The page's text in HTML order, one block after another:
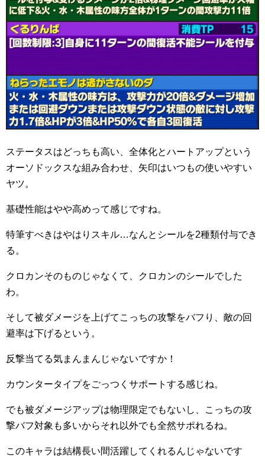
ステータスはどっちも高い、全体化とハートアップという
オーソドックスな組み合わせ、矢印はいつもの使いやすい
ヤツ。
基礎性能はやや高めって感じですね。
特筆すべきはやはりスキル…なんとシールを2種類付与でき
る。
クロカンそのものじゃなくて、クロカンのシールでした
わ。
そして被ダメージを上げてこっちの攻撃をバフり、敵の回
避率は下げるという。
反撃当てる気まんまんじゃないですか！
カウンタータイプをごっつくサポートする感じね。
でも被ダメージアップは物理限定でもないし、こっちの攻
撃バフ対象も多いからそれ以外でも全然サポれるね。
このキャラは結構長い間活躍してくれるんじゃないです